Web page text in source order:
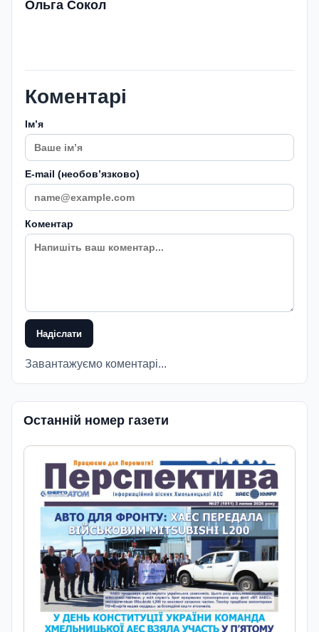
Ольга Сокол
Коментарі
Імʼя
E-mail (необовʼязково)
Коментар
Надіслати
Завантажуємо коментарі...
Останній номер газети